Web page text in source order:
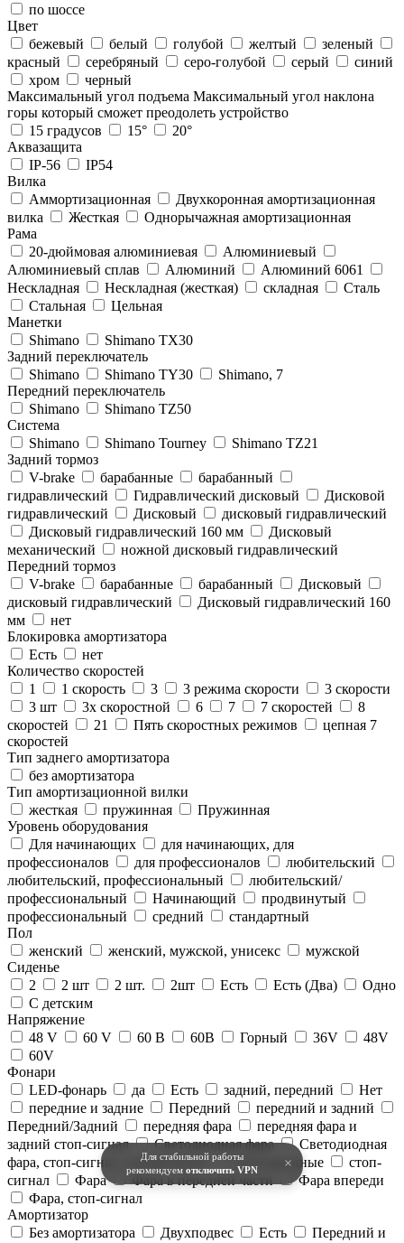
Для стабильной работы
рекомендуем отключить VPN ×
по шоссе
Цвет
бежевый
белый голубой желтый
зеленый
красный
серебряный серо-голубой серый
синий
хром
черный
Максимальный угол подъема Максимальный угол наклона
горы который сможет преодолеть устройство
15 градусов
15°
20°
Аквазащита
IP-56
IP54
Вилка
Аммортизационная
Двухкоронная амортизационная
вилка
Жесткая
Однорычажная амортизационная
Рама
20-дюймовая алюминиевая
Алюминиевый
Алюминиевый сплав
Алюминий
Алюминий 6061
Нескладная
Нескладная (жесткая) складная
Сталь
Стальная
Цельная
Манетки
Shimano
Shimano TX30
Задний переключатель
Shimano
Shimano TY30
Shimano, 7
Передний переключатель
Shimano
Shimano TZ50
Система
Shimano
Shimano Tourney
Shimano TZ21
Задний тормоз
V-brake
барабанные
барабанный
гидравлический
Гидравлический дисковый
Дисковой
гидравлический
Дисковый
дисковый гидравлический
Дисковый гидравлический 160 мм
Дисковый
механический
ножной дисковый гидравлический
Передний тормоз
V-brake
барабанные барабанный
Дисковый
дисковый гидравлический
Дисковый гидравлический 160
мм
нет
Блокировка амортизатора
Есть
нет
Количество скоростей
1
1 скорость 3 3 режима скорости
3 скорости
3 шт
3х скоростной 6 7 7 скоростей
8
скоростей
21 Пять скоростных режимов
цепная 7
скоростей
Тип заднего амортизатора
без амортизатора
Тип амортизационной вилки
жесткая
пружинная
Пружинная
Уровень оборудования
Для начинающих
для начинающих, для
профессионалов
для профессионалов
любительский
любительский, профессиональный
любительский/
профессиональный
Начинающий
продвинутый
профессиональный
средний
стандартный
Пол
женский
женский, мужской, унисекс
мужской
Сиденье
2
2 шт 2 шт. 2шт Есть Есть (Два)
Одно
С детским
Напряжение
48 V
60 V 60 В 60В Горный 36V
48V
60V
Фонари
LED-фонарь
да Есть задний, передний
Нет
передние и задние
Передний
передний и задний
Передний/Задний
передняя фара
передняя фара и
задний стоп-сигнал
Светодиодная фара
Светодиодная
фара, стоп-сигнал, поворотники
Светодиодные
стоп-
сигнал
Фара Фара в передней части
Фара впереди
Фара, стоп-сигнал
Амортизатор
Без амортизатора
Двухподвес Есть
Передний и